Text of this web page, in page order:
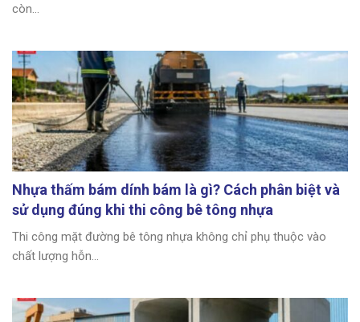
còn...
Nhựa thấm bám dính bám là gì? Cách phân biệt và
sử dụng đúng khi thi công bê tông nhựa
Thi công mặt đường bê tông nhựa không chỉ phụ thuộc vào
chất lượng hỗn...